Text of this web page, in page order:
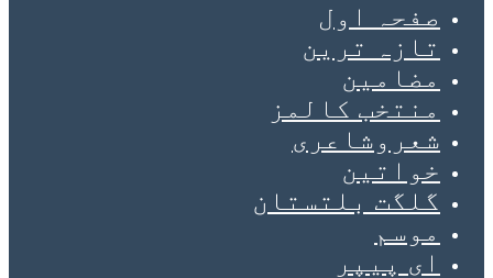
صفحہ اول
تازہ ترین
مضامین
منتخب کالمز
شعروشاعری
خواتین
گلگت بلتستان
موسم
ای پیپر